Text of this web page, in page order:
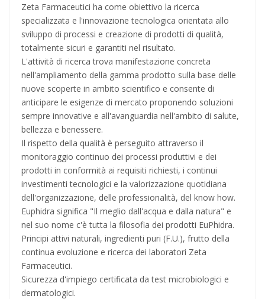
Zeta Farmaceutici ha come obiettivo la ricerca
specializzata e l'innovazione tecnologica orientata allo
sviluppo di processi e creazione di prodotti di qualità,
totalmente sicuri e garantiti nel risultato.
L'attività di ricerca trova manifestazione concreta
nell'ampliamento della gamma prodotto sulla base delle
nuove scoperte in ambito scientifico e consente di
anticipare le esigenze di mercato proponendo soluzioni
sempre innovative e all'avanguardia nell'ambito di salute,
bellezza e benessere.
Il rispetto della qualità è perseguito attraverso il
monitoraggio continuo dei processi produttivi e dei
prodotti in conformità ai requisiti richiesti, i continui
investimenti tecnologici e la valorizzazione quotidiana
dell'organizzazione, delle professionalità, del know how.
Euphidra significa "Il meglio dall'acqua e dalla natura" e
nel suo nome c'è tutta la filosofia dei prodotti EuPhidra.
Principi attivi naturali, ingredienti puri (F.U.), frutto della
continua evoluzione e ricerca dei laboratori Zeta
Farmaceutici.
Sicurezza d'impiego certificata da test microbiologici e
dermatologici.